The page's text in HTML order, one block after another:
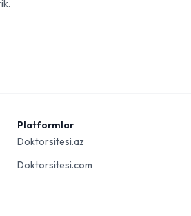
Platformlar
Doktorsitesi.az
Doktorsitesi.com